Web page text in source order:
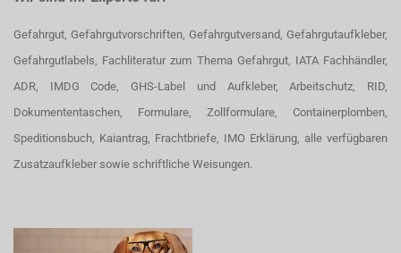
Gefahrgut, Gefahrgutvorschriften, Gefahrgutversand, Gefahrgutaufkleber,
Gefahrgutlabels, Fachliteratur zum Thema Gefahrgut, IATA Fachhändler,
ADR, IMDG Code, GHS-Label und Aufkleber, Arbeitschutz, RID,
Dokumententaschen, Formulare, Zollformulare, Containerplomben,
Speditionsbuch, Kaiantrag, Frachtbriefe, IMO Erklärung, alle verfügbaren
Zusatzaufkleber sowie schriftliche Weisungen.